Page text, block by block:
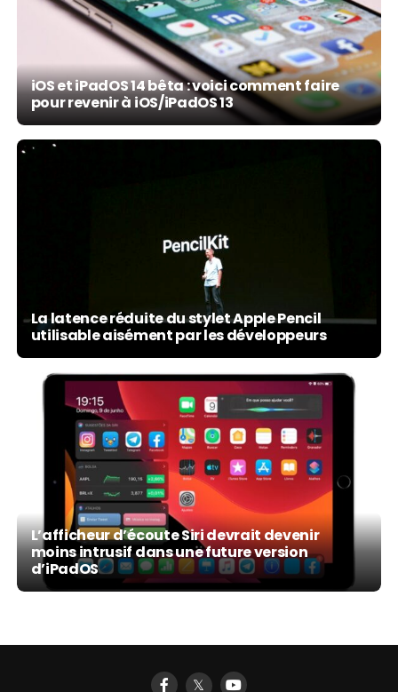
iOS et iPadOS 14 bêta : voici comment faire
pour revenir à iOS/iPadOS 13
La latence réduite du stylet Apple Pencil
utilisable aisément par les développeurs
L’afficheur d’écoute Siri devrait devenir
moins intrusif dans une future version
d’iPadOS
𝕏